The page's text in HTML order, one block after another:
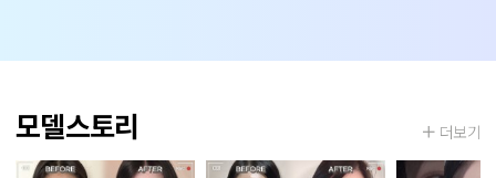
모델스토리 더보기